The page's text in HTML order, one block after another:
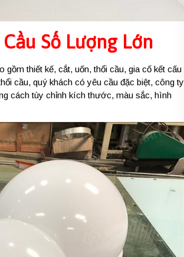
Số Lượng Lớn
gồm thiết kế, cắt, uốn, thổi cầu, gia cố kết cấu
cầu, quý khách có yêu cầu đặc biệt, công ty
cách tùy chỉnh kích thước, màu sắc, hình